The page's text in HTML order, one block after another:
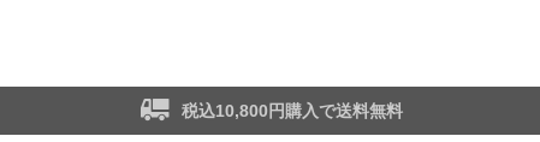
税込10,800円購入で送料無料